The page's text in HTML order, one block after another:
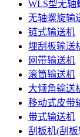
WLS型无轴
无轴螺旋输
链式输送机
埋刮板输送
网带输送机
滚筒输送机
大倾角输送
移动式皮带
带式输送机
刮板机(刮